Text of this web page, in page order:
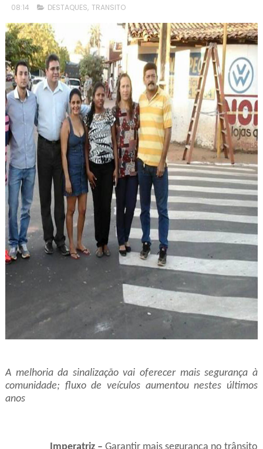
08:14 DESTAQUES, TRANSITO
A melhoria da sinalização vai oferecer mais segurança à
comunidade; fluxo de veículos aumentou nestes últimos
anos